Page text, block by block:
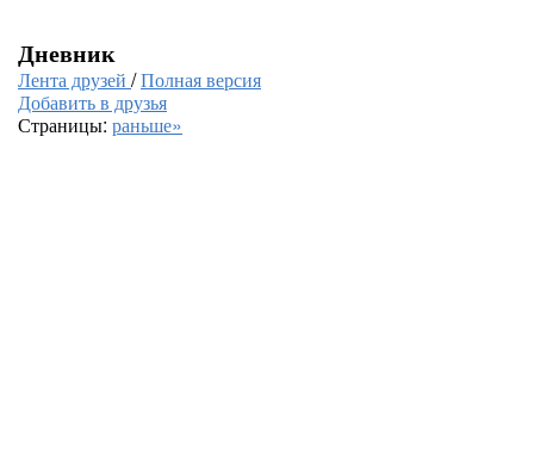
Дневник
Лента друзей /Полная версия
Добавить в друзья
Страницы: раньше»